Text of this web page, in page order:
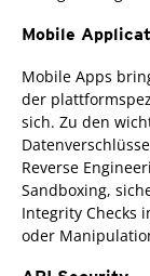
Mobile
Mobile Apps
der
sich. Zu den
Reverse
Sandboxing,
Integrity Checks
oder